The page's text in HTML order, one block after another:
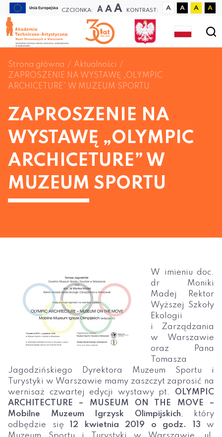
CZCIONKA: A A A KONTRAST: A A A A
Strona główna
Aktualności
ZAPROSZENIE NA WYSTAWĘ „OLYMPIC
ARCHICETURE” W MUZEUM SPORTU
ZAPROSZENIE NA
WYSTAWĘ „OLYMPIC
ARCHICETURE” W
MUZEUM SPORTU
W imieniu doc.
dr Moniki
Madej Rektor
Wyższej Szkoły
Ekologii
i Zarządzania
w Warszawie
oraz Pana
Tomasza
Jagodzińskiego Dyrektora Muzeum Sportu i
Turystyki w Warszawie mamy zaszczyt zaprosić na
wernisaż czwartej edycji wystawy pt. OLYMPIC
ARCHITECTURE – MUSEUM ON THE MOVE –
Mobilne Muzeum Igrzysk Olimpijskich, który
odbędzie się
12 kwietnia 2019 o godz. 13 w